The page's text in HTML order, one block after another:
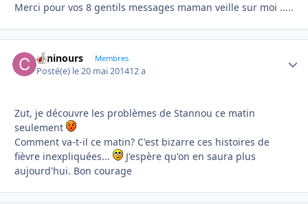
Merci pour vos 8 gentils messages maman veille sur moi .....
caninours Membres
Posté(e) le 20 mai 201412 a
Zut, je découvre les problèmes de Stannou ce matin
seulement
Comment va-t-il ce matin? C'est bizarre ces histoires de
fièvre inexpliquées...
J'espère qu'on en saura plus
aujourd'hui. Bon courage